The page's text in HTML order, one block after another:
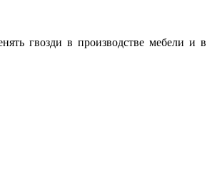
гвозди в производстве мебели и в